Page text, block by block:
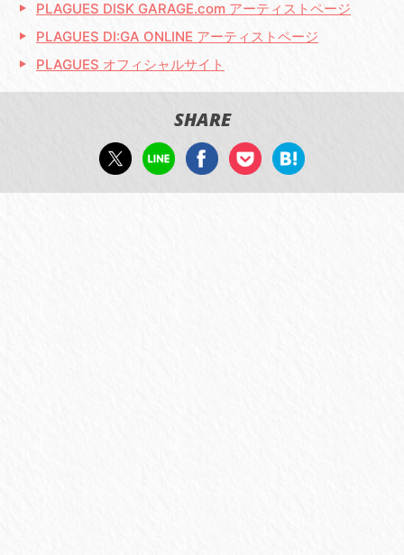
PLAGUES DISK GARAGE.com アーティストページ
PLAGUES DI:GA ONLINE アーティストページ
PLAGUES オフィシャルサイト
SHARE